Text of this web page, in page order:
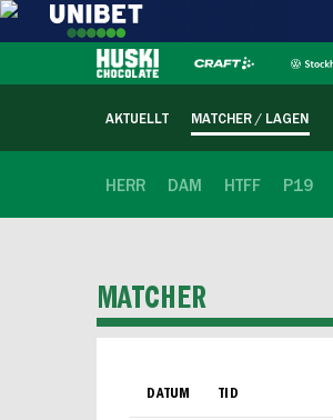
AKTUELLT MATCHER / LAGEN
HERR DAM HTFF P19
MATCHER
DATUM TID